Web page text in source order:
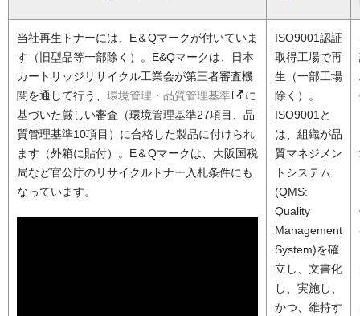
当社再生トナーには、E＆Qマークが付いていま
す（旧型品等一部除く）。E&Qマークは、日本
カートリッジリサイクル工業会が第三者審査機
関を通して行う、 環境管理・品質管理基準
に
基づいた厳しい審査（環境管理基準27項目、品
質管理基準10項目）に合格した製品に付けられ
ます（外箱に貼付）。E＆Qマークは、大阪国税
局など官公庁のリサイクルトナー入札条件にも
なっています。
ISO9001認証
取得工場で再
生（一部工場
除く）。
ISO9001と
は、組織が品
質マネジメン
トシステム
(QMS:
Quality
Management
System)を確
立し、文書化
し、実施し、
かつ、維持す